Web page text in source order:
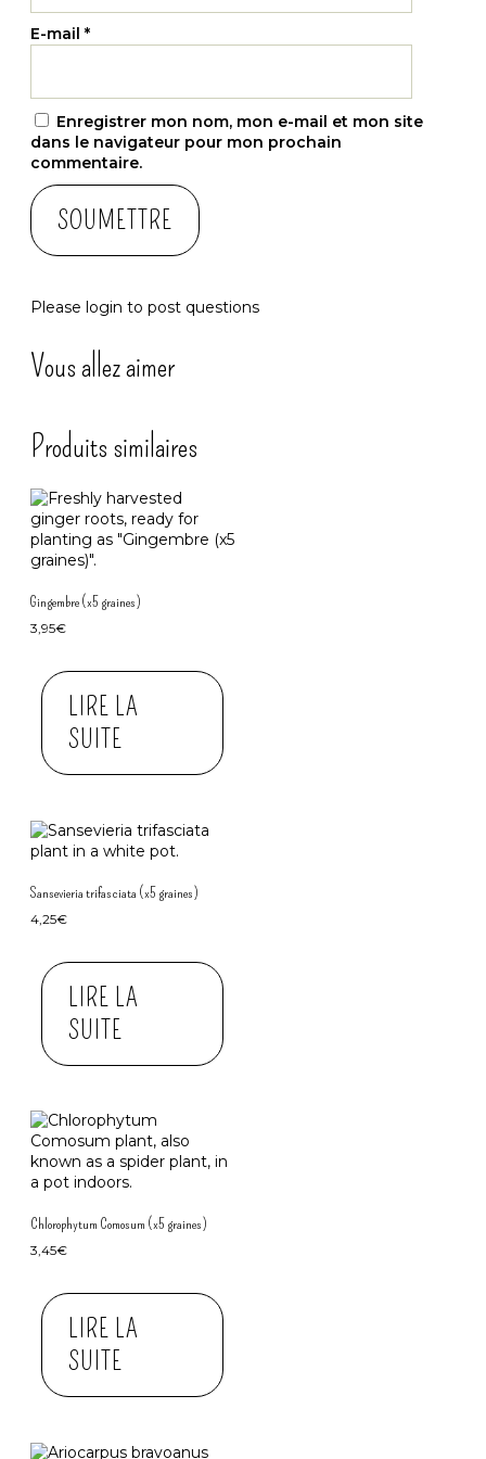
suite de rempoter en pot individuel ou en pleine
terre afin que l’Aloe Vera se développe en taille.
Il faut 3 à 4 ans pour pouvoir utiliser la chair de
Contenu du sachet :
10 graines de Aloe Barbadensis
Téléchargez gratuitement la fiche de culture de
fiche de culture
Lien externe (Wikipedia)
E-mail *
Enregistrer mon nom, mon e-mail et mon site
dans le navigateur pour mon prochain
commentaire.
Please login to post questions
Vous allez aimer
Produits similaires
Gingembre (x5 graines)
3,95€
LIRE LA
SUITE
Sansevieria trifasciata (x5 graines)
4,25€
LIRE LA
SUITE
Chlorophytum Comosum (x5 graines)
3,45€
LIRE LA
SUITE